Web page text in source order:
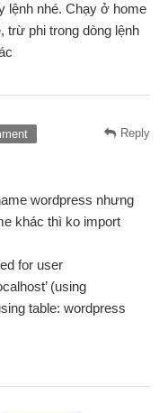
lệnh nhé. Chạy ở home
trừ phi trong dòng lệnh
Reply
wordpress nhưng
khác thì ko import
for user
(using
table: wordpress